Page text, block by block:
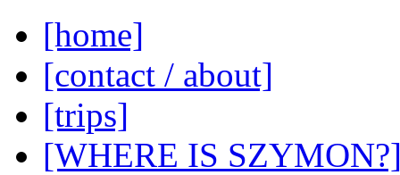
[home]
[contact / about]
[trips]
[WHERE IS